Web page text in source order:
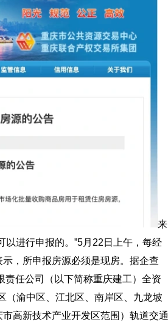
来
进行申报的。”5月22日上午，每经
，所申报房源必须是现房。据企查
任公司（以下简称重庆建工）全资
（渝中区、江北区、南岸区、九龙坡
高新技术产业开发区范围）轨道交通